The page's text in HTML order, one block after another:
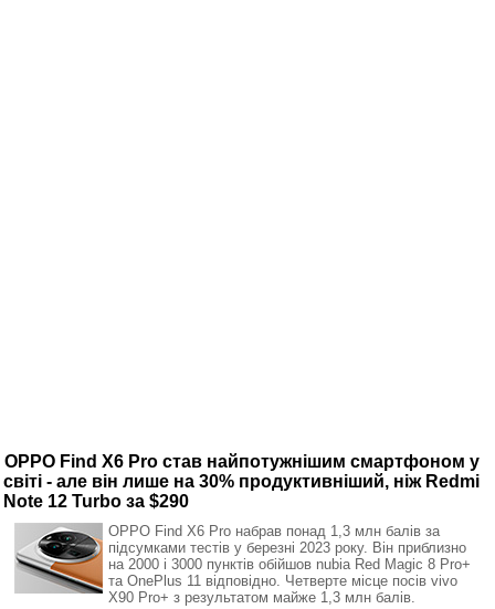
OPPO Find X6 Pro став найпотужнішим смартфоном у
світі - але він лише на 30% продуктивніший, ніж Redmi
Note 12 Turbo за $290
OPPO Find X6 Pro набрав понад 1,3 млн балів за
підсумками тестів у березні 2023 року. Він приблизно
на 2000 і 3000 пунктів обійшов nubia Red Magic 8 Pro+
та OnePlus 11 відповідно. Четверте місце посів vivo
X90 Pro+ з результатом майже 1,3 млн балів.